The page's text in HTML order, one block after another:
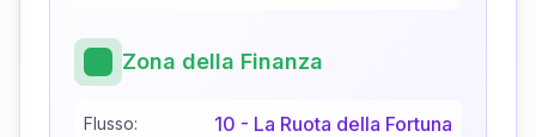
Zona della Finanza
Flusso: 10 - La Ruota della Fortuna